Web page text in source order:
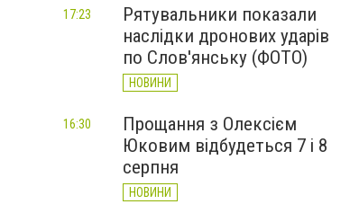
Рятувальники показали
наслідки дронових ударів
по Слов'янську (ФОТО)
НОВИНИ
17:23
Прощання з Олексієм
Юковим відбудеться 7 і 8
серпня
НОВИНИ
16:30